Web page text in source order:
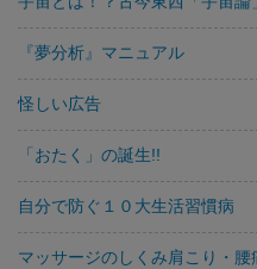
『夢分析』マニュアル
怪しい広告
「おたく」の誕生!!
自分で防ぐ１０大生活習慣病
マッサージのしくみ肩こり・腰